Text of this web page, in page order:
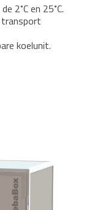
2˚C en 25˚C.
transport
koelunit.